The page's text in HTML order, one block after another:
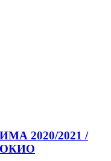
2020/2021 /